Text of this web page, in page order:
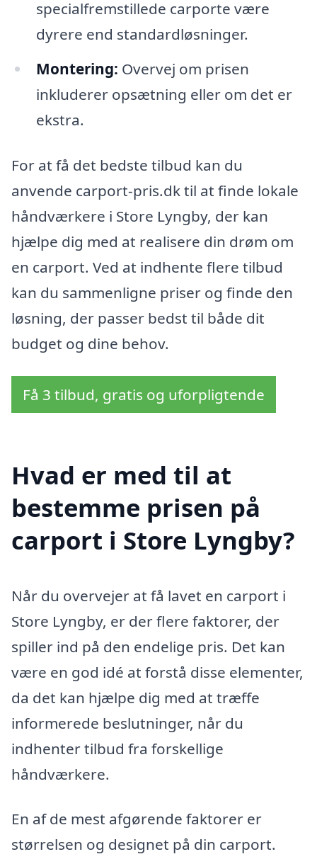
specialfremstillede carporte være
dyrere end standardløsninger.
Montering: Overvej om prisen
inkluderer opsætning eller om det er
ekstra.
For at få det bedste tilbud kan du
anvende carport-pris.dk til at finde lokale
håndværkere i Store Lyngby, der kan
hjælpe dig med at realisere din drøm om
en carport. Ved at indhente flere tilbud
kan du sammenligne priser og finde den
løsning, der passer bedst til både dit
budget og dine behov.
Få 3 tilbud, gratis og uforpligtende
Hvad er med til at
bestemme prisen på
carport i Store Lyngby?
Når du overvejer at få lavet en carport i
Store Lyngby, er der flere faktorer, der
spiller ind på den endelige pris. Det kan
være en god idé at forstå disse elementer,
da det kan hjælpe dig med at træffe
informerede beslutninger, når du
indhenter tilbud fra forskellige
håndværkere.
En af de mest afgørende faktorer er
størrelsen og designet på din carport.